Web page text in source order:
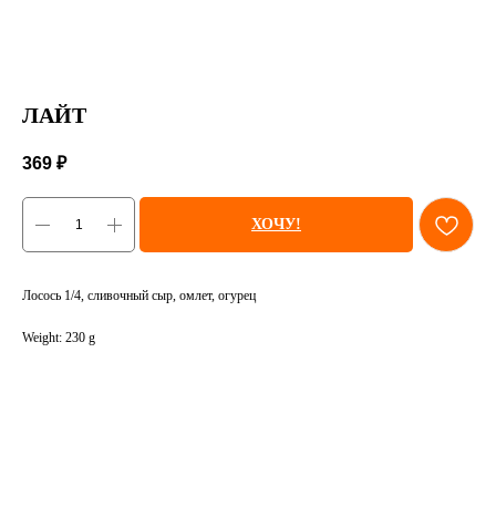
ЛАЙТ
369 ₽
ХОЧУ!
Лосось 1/4, сливочный сыр, омлет, огурец
Weight: 230 g